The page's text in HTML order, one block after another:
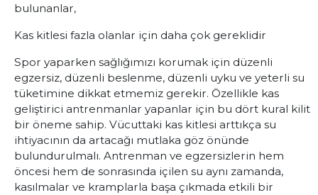
bulunanlar,
Kas kitlesi fazla olanlar için daha çok gereklidir
Spor yaparken sağlığımızı korumak için düzenli
egzersiz, düzenli beslenme, düzenli uyku ve yeterli su
tüketimine dikkat etmemiz gerekir. Özellikle kas
geliştirici antrenmanlar yapanlar için bu dört kural kilit
bir öneme sahip. Vücuttaki kas kitlesi arttıkça su
ihtiyacının da artacağı mutlaka göz önünde
bulundurulmalı. Antrenman ve egzersizlerin hem
öncesi hem de sonrasında içilen su aynı zamanda,
kasılmalar ve kramplarla başa çıkmada etkili bir